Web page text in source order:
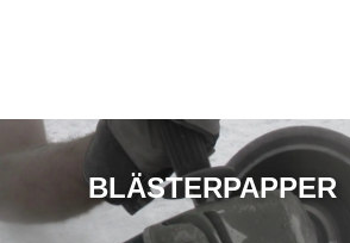
BLÄSTERPAPPER